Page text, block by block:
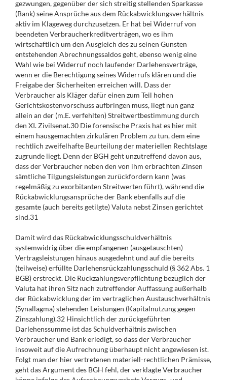
gezwungen, gegenüber der sich streitig stellenden Sparkasse
(Bank) seine Ansprüche aus dem Rückabwicklungsverhältnis
aktiv im Klageweg durchzusetzen. Er hat bei Widerruf von
beendeten Verbraucherkreditverträgen, wo es ihm
wirtschaftlich um den Ausgleich des zu seinen Gunsten
entstehenden Abrechnungssaldos geht, ebenso wenig eine
Wahl wie bei Widerruf noch laufender Darlehensverträge,
wenn er die Berechtigung seines Widerrufs klären und die
Freigabe der Sicherheiten erreichen will. Dass der
Verbraucher als Kläger dafür einen zum Teil hohen
Gerichtskostenvorschuss aufbringen muss, liegt nun ganz
allein an der (m.E. verfehlten) Streitwertbestimmung durch
den XI. Zivilsenat.30 Die forensische Praxis hat es hier mit
einem hausgemachten zirkulären Problem zu tun, dem eine
rechtlich zweifelhafte Beurteilung der materiellen Rechtslage
zugrunde liegt. Denn der BGH geht unzutreffend davon aus,
dass der Verbraucher neben den von ihm erbrachten Zinsen
sämtliche Tilgungsleistungen zurückfordern kann (was
regelmäßig zu exorbitanten Streitwerten führt), während die
Rückabwicklungsansprüche der Bank ebenfalls auf die
gesamte (auch bereits getilgte) Valuta nebst Zinsen gerichtet
sind.31
Damit wird das Rückabwicklungsschuldverhältnis
systemwidrig über die empfangenen (ausgetauschten)
Vertragsleistungen hinaus ausgedehnt und auf die bereits
(teilweise) erfüllte Darlehensrückzahlungsschuld (§ 362 Abs. 1
BGB) erstreckt. Die Rückzahlungsverpflichtung bezüglich der
Valuta hat ihren Sitz nach zutreffender Auffassung außerhalb
der Rückabwicklung der im vertraglichen Austauschverhältnis
(Synallagma) stehenden Leistungen (Kapitalnutzung gegen
Zinszahlung).32 Hinsichtlich der zurückgeführten
Darlehenssumme ist das Schuldverhältnis zwischen
Verbraucher und Bank erledigt, so dass der Verbraucher
insoweit auf die Aufrechnung überhaupt nicht angewiesen ist.
Folgt man der hier vertretenen materiell-rechtlichen Prämisse,
geht das Argument des BGH fehl, der verklagte Verbraucher